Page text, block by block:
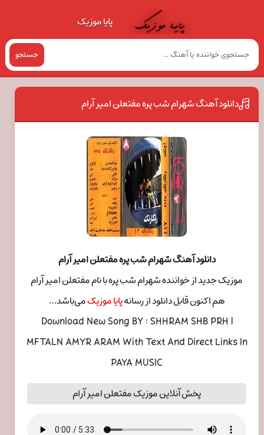
پایا موزیک
جستجو
دانلود آهنگ شهرام شب پره مفتعلن امیر آرام
دانلود آهنگ شهرام شب پره مفتعلن امیر آرام
موزیک جدید از خواننده شهرام شب پره با نام مفتعلن امیر آرام
هم اکنون قابل دانلود از رسانهپایا موزیکمی‌باشد…
Download New Song BY : SHHRAM SHB PRH |
MFTALN AMYR ARAM With Text And Direct Links In
PAYA MUSIC
پخش آنلاین موزیک مفتعلن امیر آرام